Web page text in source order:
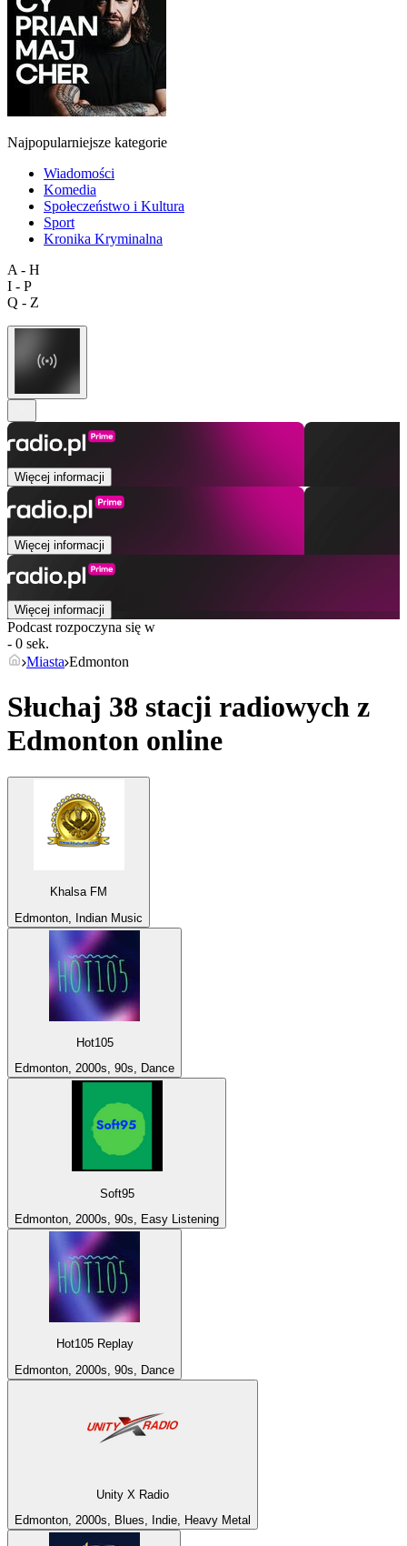
Najpopularniejsze kategorie
Wiadomości
Komedia
Społeczeństwo i Kultura
Sport
Kronika Kryminalna
A - H
I - P
Q - Z
Więcej informacji
Więcej informacji
Więcej informacji
Podcast rozpoczyna się w
- 0 sek.
Miasta Edmonton
Słuchaj 38 stacji radiowych z
Edmonton online
Khalsa FM
Edmonton, Indian Music
Hot105
Edmonton, 2000s, 90s, Dance
Soft95
Edmonton, 2000s, 90s, Easy Listening
Hot105 Replay
Edmonton, 2000s, 90s, Dance
Unity X Radio
Edmonton, 2000s, Blues, Indie, Heavy Metal